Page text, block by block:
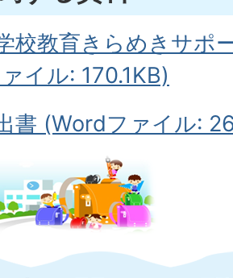
校教育きらめきサポ
イル: 170.1KB)
書 (Wordファイル: